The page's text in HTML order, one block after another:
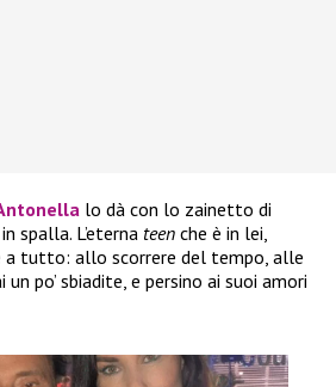
lo dà con lo zainetto di
spalla. L’eterna teen che è in lei,
a tutto: allo scorrere del tempo, alle
po’ sbiadite, e persino ai suoi amori